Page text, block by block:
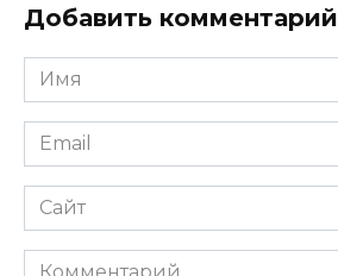
Добавить комментарий
Имя
*
Email
*
Сайт
Комментарий